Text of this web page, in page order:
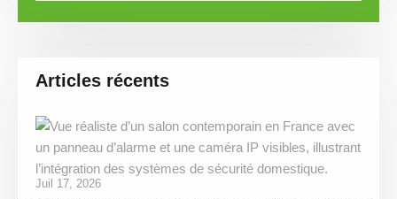
Articles récents
Juil 17, 2026